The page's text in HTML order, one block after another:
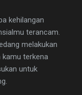
kehilangan
terancam.
melakukan
kamu terkena
untuk